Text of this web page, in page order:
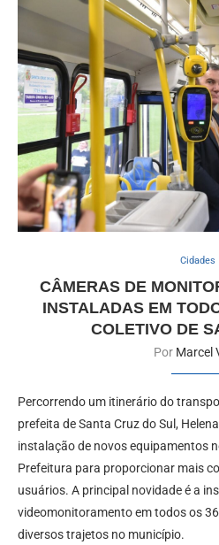
Cidades
CÂMERAS DE
INSTALADAS EM
COLETIVO DE
Por Marcel
Percorrendo um itinerário do
prefeita de Santa Cruz do Sul,
instalação de novos equipamentos
Prefeitura para proporcionar mais
usuários. A principal novidade é a
videomonitoramento em todos os
diversos trajetos no município.